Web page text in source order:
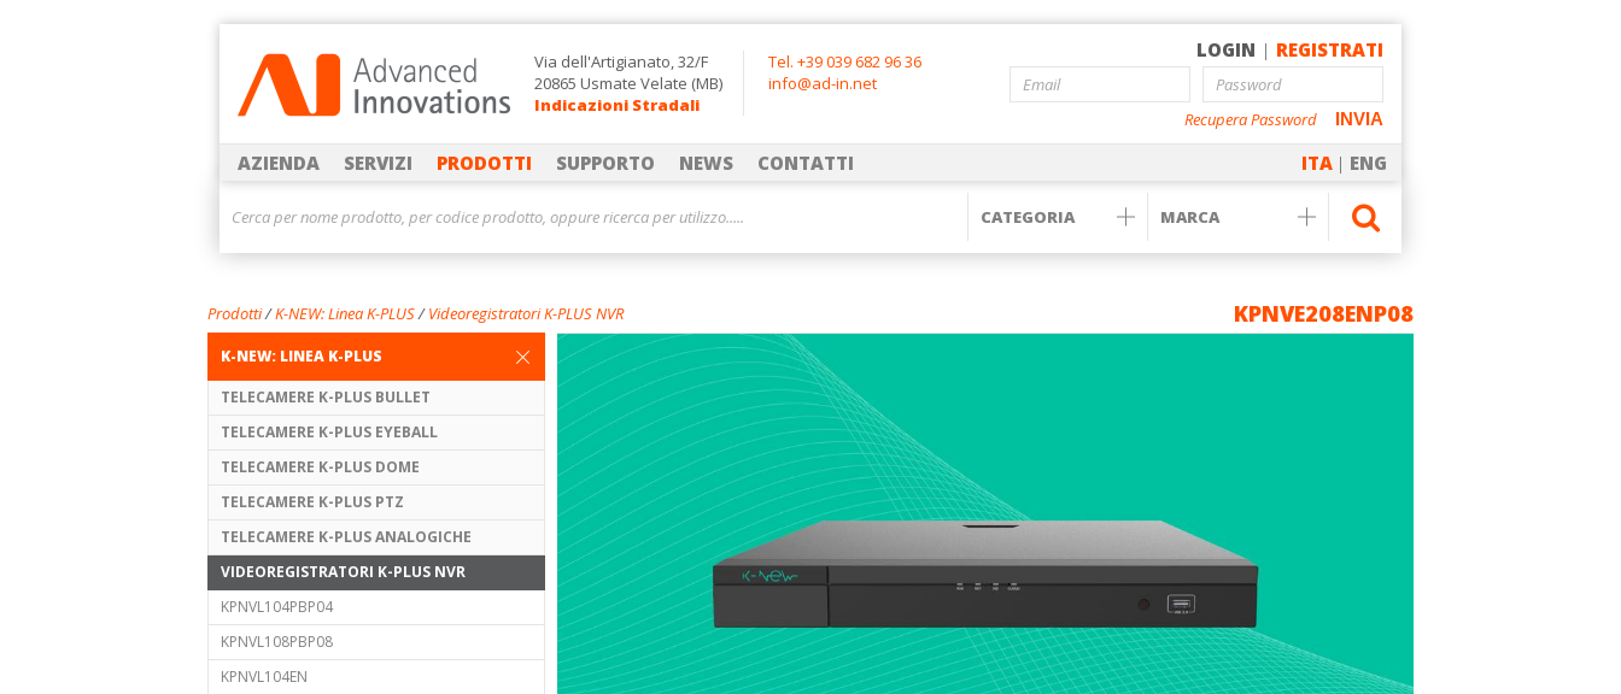
Via dell'Artigianato, 32/F
20865 Usmate Velate (MB)
Indicazioni Stradali
Tel. +39 039 682 96 36
info@ad-in.net
LOGIN | REGISTRATI
INVIA
Recupera Password
AZIENDA SERVIZI PRODOTTI SUPPORTO NEWS CONTATTI ITA | ENG
Prodotti/K-NEW: Linea K-PLUS/Videoregistratori K-PLUS NVR KPNVE208ENP08
K-NEW: LINEA K-PLUS
TELECAMERE K-PLUS BULLET
TELECAMERE K-PLUS EYEBALL
TELECAMERE K-PLUS DOME
TELECAMERE K-PLUS PTZ
TELECAMERE K-PLUS ANALOGICHE
VIDEOREGISTRATORI K-PLUS NVR
KPNVL104PBP04
KPNVL108PBP08
KPNVL104EN